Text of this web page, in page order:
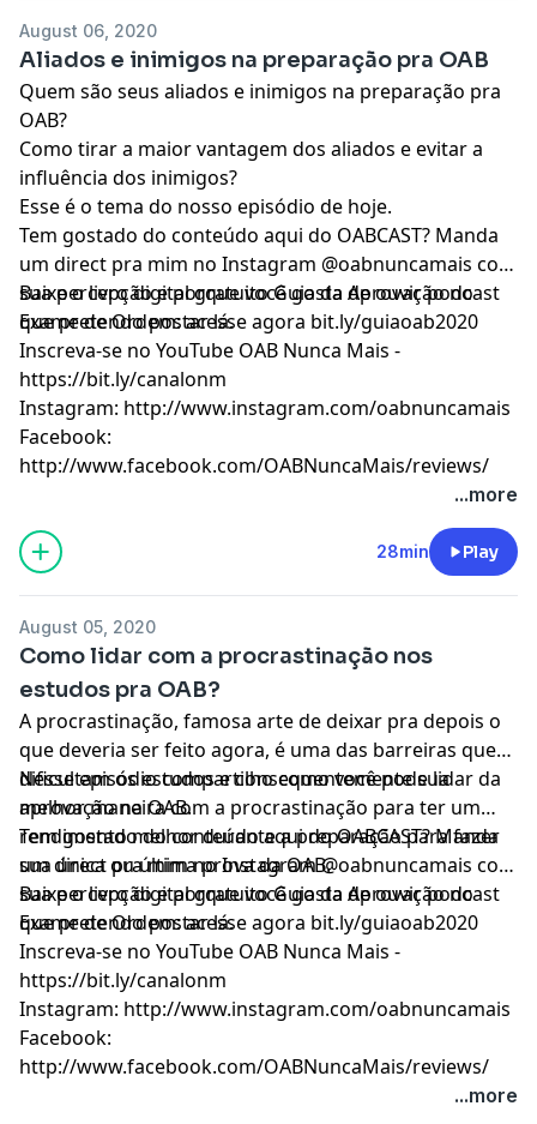
August 06, 2020
Aliados e inimigos na preparação pra OAB
Quem são seus aliados e inimigos na preparação pra
OAB?
Como tirar a maior vantagem dos aliados e evitar a
influência dos inimigos?
Esse é o tema do nosso episódio de hoje.
Tem gostado do conteúdo aqui do OABCAST? Manda
um direct pra mim no Instagram @oabnuncamais com
sua percepção e porque você gosta de ouvir podcast
que pretendo postar lá.
Baixe o livro digital gratuito Guia da Aprovação no
Exame de Ordem: acesse agora bit.ly/guiaoab2020
Inscreva-se no YouTube OAB Nunca Mais -
https://bit.ly/canalonm
Instagram: http://www.instagram.com/oabnuncamais
Facebook:
http://www.facebook.com/OABNuncaMais/reviews/
...more
28min Play
August 05, 2020
Como lidar com a procrastinação nos
estudos pra OAB?
A procrastinação, famosa arte de deixar pra depois o
que deveria ser feito agora, é uma das barreiras que
dificultam os estudos e consequentemente sua
aprovação na OAB.
Nesse episódio compartilho como você pode lidar da
melhor maneira com a procrastinação para ter um
rendimento melhor durante a preparação para fazer
sua única ou última prova da OAB.
Tem gostado do conteúdo aqui do OABCAST? Manda
um direct pra mim no Instagram @oabnuncamais com
sua percepção e porque você gosta de ouvir podcast
que pretendo postar lá.
Baixe o livro digital gratuito Guia da Aprovação no
Exame de Ordem: acesse agora bit.ly/guiaoab2020
Inscreva-se no YouTube OAB Nunca Mais -
https://bit.ly/canalonm
Instagram: http://www.instagram.com/oabnuncamais
Facebook:
http://www.facebook.com/OABNuncaMais/reviews/
...more